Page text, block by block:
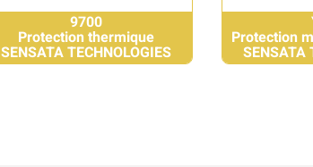
9700
Protection thermique
SENSATA TECHNOLOGIES
Protection
SENSATA